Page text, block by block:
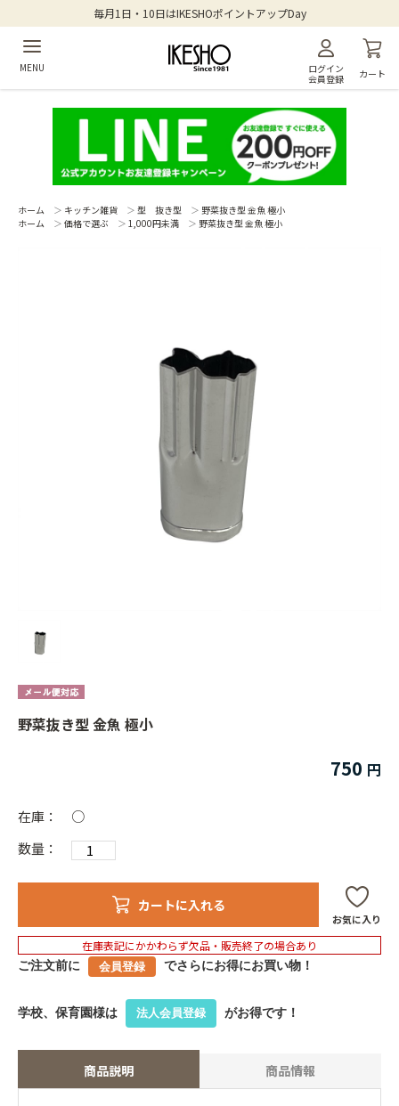
毎月1日・10日はIKESHOポイントアップDay
MENU
ログイン
会員登録
カート
ホーム ＞ キッチン雑貨 ＞ 型 抜き型 ＞ 野菜抜き型 金魚 極小
ホーム
＞ 価格で選ぶ ＞ 1,000円未満 ＞ 野菜抜き型 金魚 極小
野菜抜き型 金魚 極小
750
在庫：
○
数量：
カートに入れる
お気に入り
在庫表記にかかわらず欠品・販売終了の場合あり
ご注文前に 会員登録 でさらにお得にお買い物！
学校、保育園様は 法人会員登録 がお得です！
商品説明 商品情報